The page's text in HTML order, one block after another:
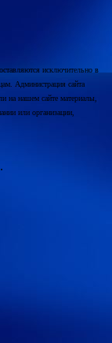
исключительно в
Администрация сайта
на нашем сайте материалы,
или организации,
.